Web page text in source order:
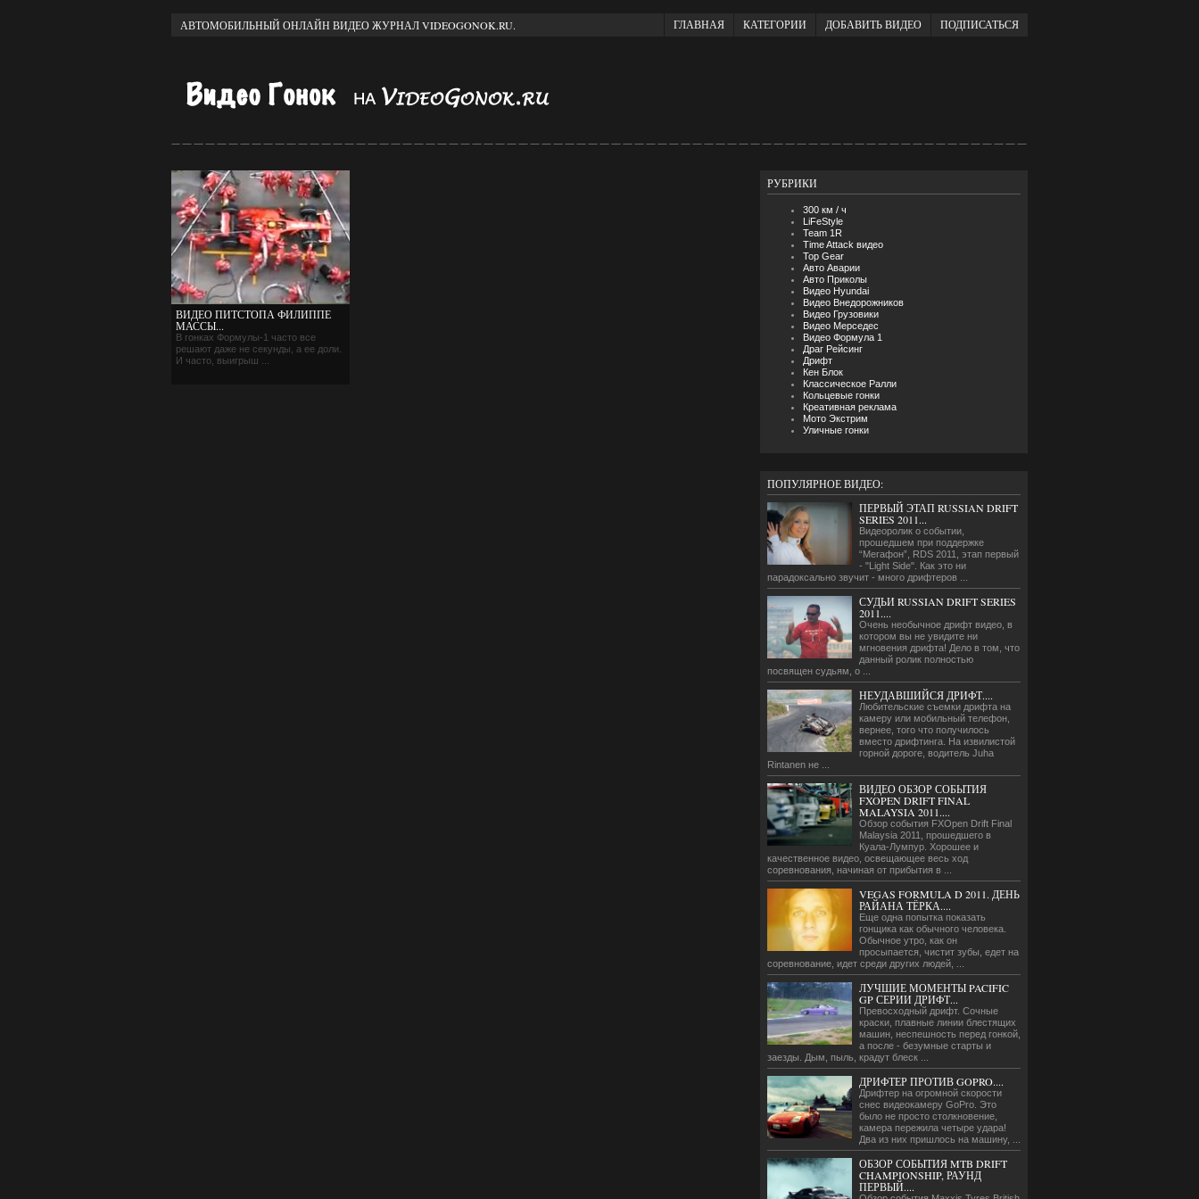
АВТОМОБИЛЬНЫЙ ОНЛАЙН ВИДЕО ЖУРНАЛ VIDEOGONOK.RU. ГЛАВНАЯ КАТЕГОРИИ ДОБАВИТЬ ВИДЕО ПОДПИСАТЬСЯ
ВИДЕО ПИТСТОПА ФИЛИППЕ
МАССЫ...
В гонках Формулы-1 часто все
решают даже не секунды, а ее доли.
И часто, выигрыш ...
РУБРИКИ
300 км / ч
LiFeStyle
Team 1R
Time Attack видео
Top Gear
Авто Аварии
Авто Приколы
Видео Hyundai
Видео Внедорожников
Видео Грузовики
Видео Мерседес
Видео Формула 1
Драг Рейсинг
Дрифт
Кен Блок
Классическое Ралли
Кольцевые гонки
Креативная реклама
Мото Экстрим
Уличные гонки
ПОПУЛЯРНОЕ ВИДЕО:
ПЕРВЫЙ ЭТАП RUSSIAN DRIFT
SERIES 2011...
Видеоролик о событии,
прошедшем при поддержке
“Мегафон”, RDS 2011, этап первый
- "Light Side". Как это ни
парадоксально звучит - много дрифтеров ...
СУДЬИ RUSSIAN DRIFT SERIES
2011....
Очень необычное дрифт видео, в
котором вы не увидите ни
мгновения дрифта! Дело в том, что
данный ролик полностью
посвящен судьям, о ...
НЕУДАВШИЙСЯ ДРИФТ....
Любительские съемки дрифта на
камеру или мобильный телефон,
вернее, того что получилось
вместо дрифтинга. На извилистой
горной дороге, водитель Juha
Rintanen не ...
ВИДЕО ОБЗОР СОБЫТИЯ
FXOPEN DRIFT FINAL
MALAYSIA 2011....
Обзор события FXOpen Drift Final
Malaysia 2011, прошедшего в
Куала-Лумпур. Хорошее и
качественное видео, освещающее весь ход
соревнования, начиная от прибытия в ...
VEGAS FORMULA D 2011. ДЕНЬ
РАЙАНА ТЁРКА....
Еще одна попытка показать
гонщика как обычного человека.
Обычное утро, как он
просыпается, чистит зубы, едет на
соревнование, идет среди других людей, ...
ЛУЧШИЕ МОМЕНТЫ PACIFIC
GP СЕРИИ ДРИФТ...
Превосходный дрифт. Сочные
краски, плавные линии блестящих
машин, неспешность перед гонкой,
а после - безумные старты и
заезды. Дым, пыль, крадут блеск ...
ДРИФТЕР ПРОТИВ GOPRO....
Дрифтер на огромной скорости
снес видеокамеру GoPro. Это
было не просто столкновение,
камера пережила четыре удара!
Два из них пришлось на машину, ...
ОБЗОР СОБЫТИЯ MTB DRIFT
CHAMPIONSHIP, РАУНД
ПЕРВЫЙ....